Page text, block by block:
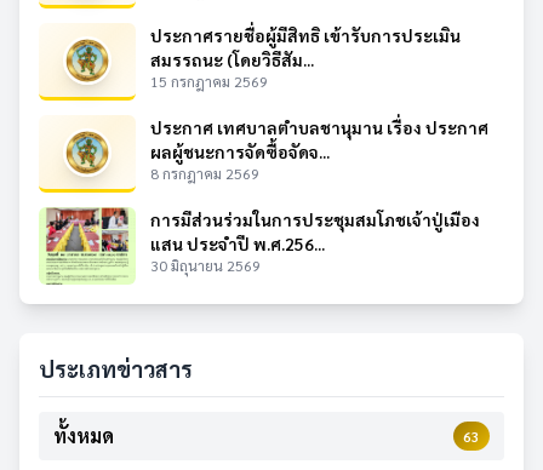
ประกาศรายชื่อผู้มีสิทธิ เข้ารับการประเมิน
สมรรถนะ (โดยวิธีสัม...
15 กรกฎาคม 2569
ประกาศ เทศบาลตำบลชานุมาน เรื่อง ประกาศ
ผลผู้ชนะการจัดซื้อจัดจ...
8 กรกฎาคม 2569
การมีส่วนร่วมในการประชุมสมโภชเจ้าปู่เมือง
แสน ประจำปี พ.ศ.256...
30 มิถุนายน 2569
ประเภทข่าวสาร
ทั้งหมด 63